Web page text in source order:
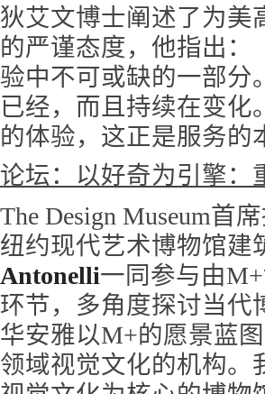
狄艾文博士阐述了为美
的严谨态度，他指出：
验中不可或缺的一部分
已经，而且持续在变化
的体验，这正是服务的
论坛：以好奇为引擎：
The Design Museum首
纽约现代艺术博物馆建
Antonelli一同参与由
环节，多角度探讨当代
华安雅以M+的愿景蓝
领域视觉文化的机构。